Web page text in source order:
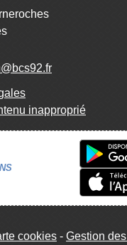
inapproprié
cookies Gestion